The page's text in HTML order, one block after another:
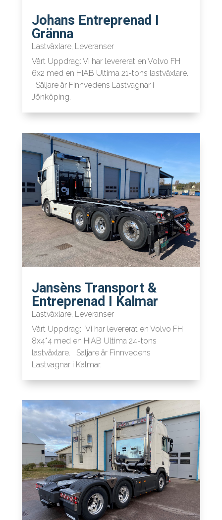
Johans Entreprenad I
Gränna
Lastväxlare, Leveranser
Vårt Uppdrag: Vi har levererat en Volvo FH
6x2 med en HIAB Ultima 21-tons lastväxlare.
Säljare är Finnvedens Lastvagnar i
Jönköping.
Jansèns Transport &
Entreprenad I Kalmar
Lastväxlare, Leveranser
Vårt Uppdrag: Vi har levererat en Volvo FH
8x4*4 med en HIAB Ultima 24-tons
lastväxlare. Säljare är Finnvedens
Lastvagnar i Kalmar.